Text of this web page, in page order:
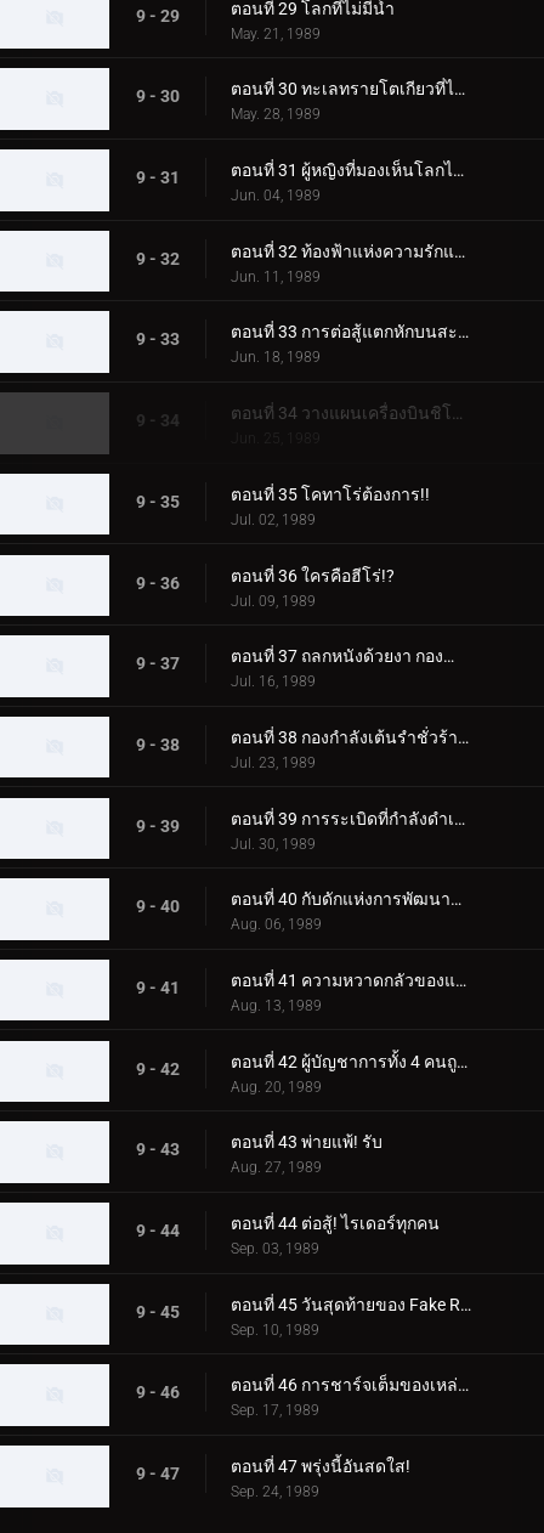
9 - 29 ตอนที่ 29 โลกที่ไม่มีน้ำ
May. 21, 1989
9 - 30 ตอนที่ 30 ทะเลทรายโตเกียวที่ไม่มีวันพรุ่งนี้
May. 28, 1989
9 - 31 ตอนที่ 31 ผู้หญิงที่มองเห็นโลกไคมะ
Jun. 04, 1989
9 - 32 ตอนที่ 32 ท้องฟ้าแห่งความรักและความหวัง
Jun. 11, 1989
9 - 33 ตอนที่ 33 การต่อสู้แตกหักบนสะพานเซโตะอันยิ่งใหญ่
Jun. 18, 1989
9 - 34
Jun. 25, 1989
9 - 35 ตอนที่ 35 โคทาโร่ต้องการ!!
Jul. 02, 1989
9 - 36 ตอนที่ 36 ใครคือฮีโร่!?
Jul. 09, 1989
9 - 37 ตอนที่ 37 ถลกหนังด้วยงา กองกำลังบีสท์แมนนินจา
Jul. 16, 1989
9 - 38 ตอนที่ 38 กองกำลังเต้นรำชั่วร้ายแห่งทุ่งกระดูกสีขาว
Jul. 23, 1989
9 - 39 ตอนที่ 39 การระเบิดที่กำลังดำเนินอยู่! มินิ 4WD
Jul. 30, 1989
9 - 40 ตอนที่ 40 กับดักแห่งการพัฒนาที่อยู่อาศัยอันน่ากลัว
Aug. 06, 1989
9 - 41 ตอนที่ 41 ความหวาดกลัวของแม่มด 100 ตา
Aug. 13, 1989
9 - 42 ตอนที่ 42 ผู้บัญชาการทั้ง 4 คนถูกเนรเทศ
Aug. 20, 1989
9 - 43 ตอนที่ 43 พ่ายแพ้! รับ
Aug. 27, 1989
9 - 44 ตอนที่ 44 ต่อสู้! ไรเดอร์ทุกคน
Sep. 03, 1989
9 - 45 ตอนที่ 45 วันสุดท้ายของ Fake Rider
Sep. 10, 1989
9 - 46 ตอนที่ 46 การชาร์จเต็มของเหล่าไรเดอร์
Sep. 17, 1989
9 - 47 ตอนที่ 47 พรุ่งนี้อันสดใส!
Sep. 24, 1989